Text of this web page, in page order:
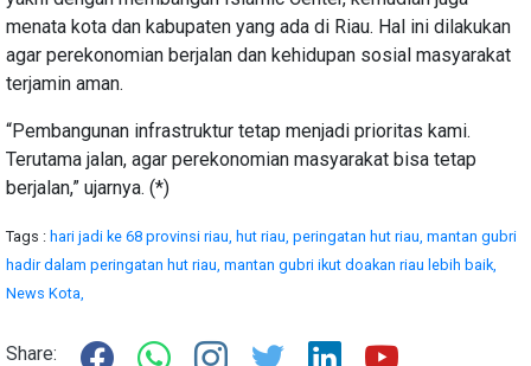
menata kota dan kabupaten yang ada di Riau. Hal ini dilakukan
agar perekonomian berjalan dan kehidupan sosial masyarakat
terjamin aman.
“Pembangunan infrastruktur tetap menjadi prioritas kami.
Terutama jalan, agar perekonomian masyarakat bisa tetap
berjalan,” ujarnya. (*)
Tags : hari jadi ke 68 provinsi riau, hut riau, peringatan hut riau, mantan gubri
hadir dalam peringatan hut riau, mantan gubri ikut doakan riau lebih baik,
News Kota,
Share: